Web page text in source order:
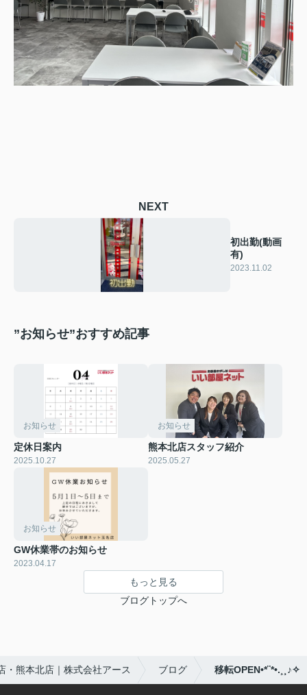
NEXT
初出勤(動画
有)
2023.11.02
”お知らせ”おすすめ記事
お知らせ
定休日案内
2025.10.27
お知らせ
熊本北店スタッフ紹介
2025.05.27
お知らせ
GW休業帯のお知らせ
2023.04.17
もっと見る
ブログトップへ
・熊本北店｜株式会社アース ブログ 移転OPEN•*¨*•.¸¸♪✧